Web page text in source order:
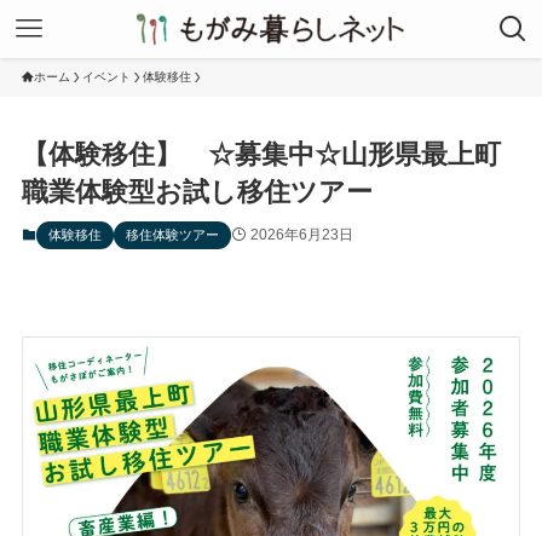
ホーム イベント 体験移住
【体験移住】 ☆募集中☆山形県最上町
職業体験型お試し移住ツアー
体験移住 移住体験ツアー 2026年6月23日